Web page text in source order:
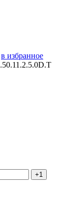
в избранное
+1